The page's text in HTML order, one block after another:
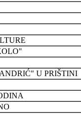
U PRIŠTINI